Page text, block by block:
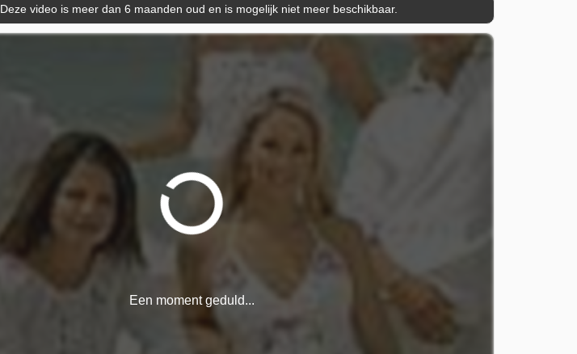
Deze video is meer dan 6 maanden oud en is mogelijk niet meer beschikbaar.
Een moment geduld...